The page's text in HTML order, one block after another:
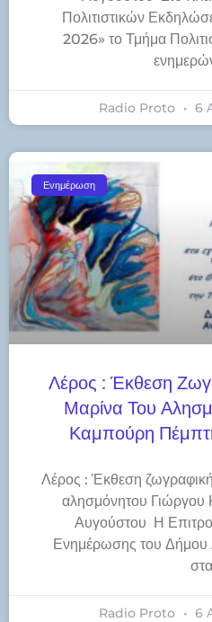
Πολιτιστικών
2026» το Τμήμα
Radio Proto 6
Ενημέρωση
Λέρος : Έκθεση
Μαρίνα Του
Καμπούρη
Λέρος : Έκθεση
αλησμόνητου
Αυγούστου Η
Ενημέρωσης του Δήμου
στα
Radio Proto 6